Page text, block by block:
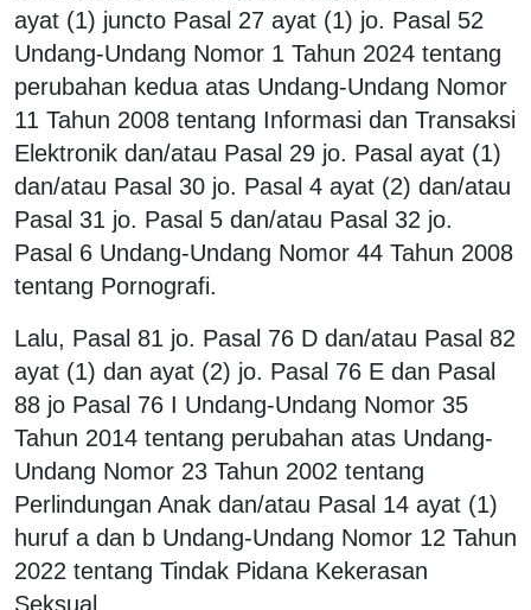
ayat (1) juncto Pasal 27 ayat (1) jo. Pasal 52
Undang-Undang Nomor 1 Tahun 2024 tentang
perubahan kedua atas Undang-Undang Nomor
11 Tahun 2008 tentang Informasi dan Transaksi
Elektronik dan/atau Pasal 29 jo. Pasal ayat (1)
dan/atau Pasal 30 jo. Pasal 4 ayat (2) dan/atau
Pasal 31 jo. Pasal 5 dan/atau Pasal 32 jo.
Pasal 6 Undang-Undang Nomor 44 Tahun 2008
tentang Pornografi.
Lalu, Pasal 81 jo. Pasal 76 D dan/atau Pasal 82
ayat (1) dan ayat (2) jo. Pasal 76 E dan Pasal
88 jo Pasal 76 I Undang-Undang Nomor 35
Tahun 2014 tentang perubahan atas Undang-
Undang Nomor 23 Tahun 2002 tentang
Perlindungan Anak dan/atau Pasal 14 ayat (1)
huruf a dan b Undang-Undang Nomor 12 Tahun
2022 tentang Tindak Pidana Kekerasan
Seksual.